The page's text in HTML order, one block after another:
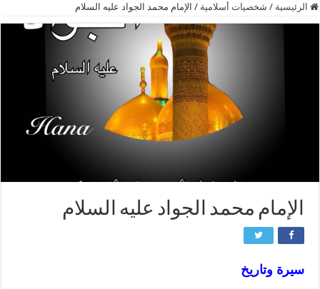
الرئيسية / شخصيات أسلامية / الإمام محمد الجواد عليه السلام
الإمام محمد الجواد عليه السلام
سيرة وتاريخ